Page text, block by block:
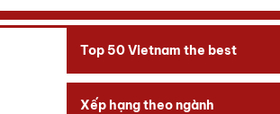
Top 50 Vietnam the best
Xếp hạng theo ngành